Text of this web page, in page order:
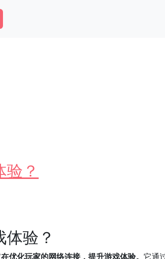
Menu
？
验？
优化玩家的网络连接，提升游戏体验。 它通